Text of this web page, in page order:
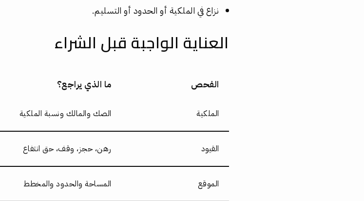
نزاع في الملكية أو الحدود أو التسليم.
العناية الواجبة قبل الشراء
الفحص ما الذي يراجع؟
الملكية الصك والمالك ونسبة الملكية
القيود رهن، حجز، وقف، حق انتفاع
الموقع المساحة والحدود والمخطط